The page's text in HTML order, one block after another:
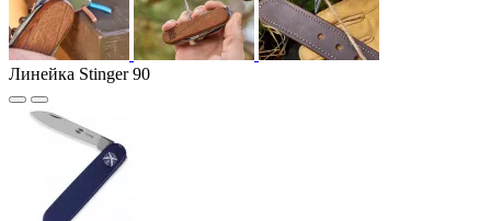
Линейка Stinger 90